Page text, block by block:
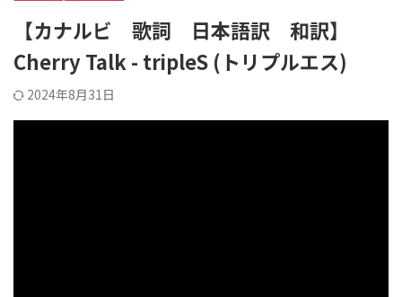
【カナルビ 歌詞 日本語訳 和訳】
Cherry Talk - tripleS (トリプルエス)
2024年8月31日